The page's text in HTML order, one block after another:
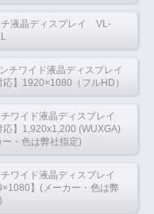
チ液晶ディスプレイ VL-
チワイド液晶ディスプレイ
応】1920×1080（フルHD）
ワイド液晶ディスプレイ
応】1,920x1,200 (WUXGA)
ー・色は弊社指定)
ワイド液晶ディスプレイ
】(メーカー・色は弊